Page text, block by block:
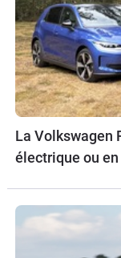
La Volkswagen
électrique ou